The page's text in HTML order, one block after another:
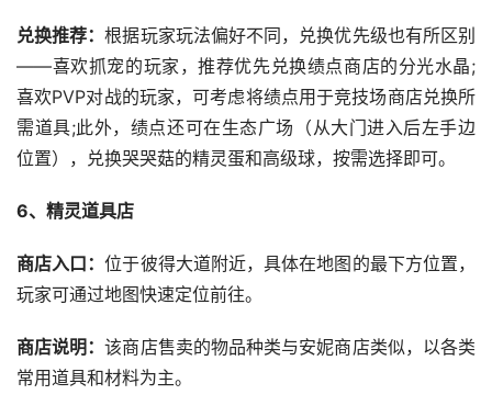
兑换推荐：根据玩家玩法偏好不同，兑换优先级也有所区别
——喜欢抓宠的玩家，推荐优先兑换绩点商店的分光水晶;
喜欢PVP对战的玩家，可考虑将绩点用于竞技场商店兑换所
需道具;此外，绩点还可在生态广场（从大门进入后左手边
位置），兑换哭哭菇的精灵蛋和高级球，按需选择即可。
6、精灵道具店
商店入口：位于彼得大道附近，具体在地图的最下方位置，
玩家可通过地图快速定位前往。
商店说明：该商店售卖的物品种类与安妮商店类似，以各类
常用道具和材料为主。